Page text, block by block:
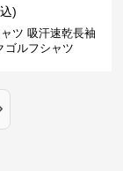
)
ツ 吸汗速乾長袖
ゴルフシャツ